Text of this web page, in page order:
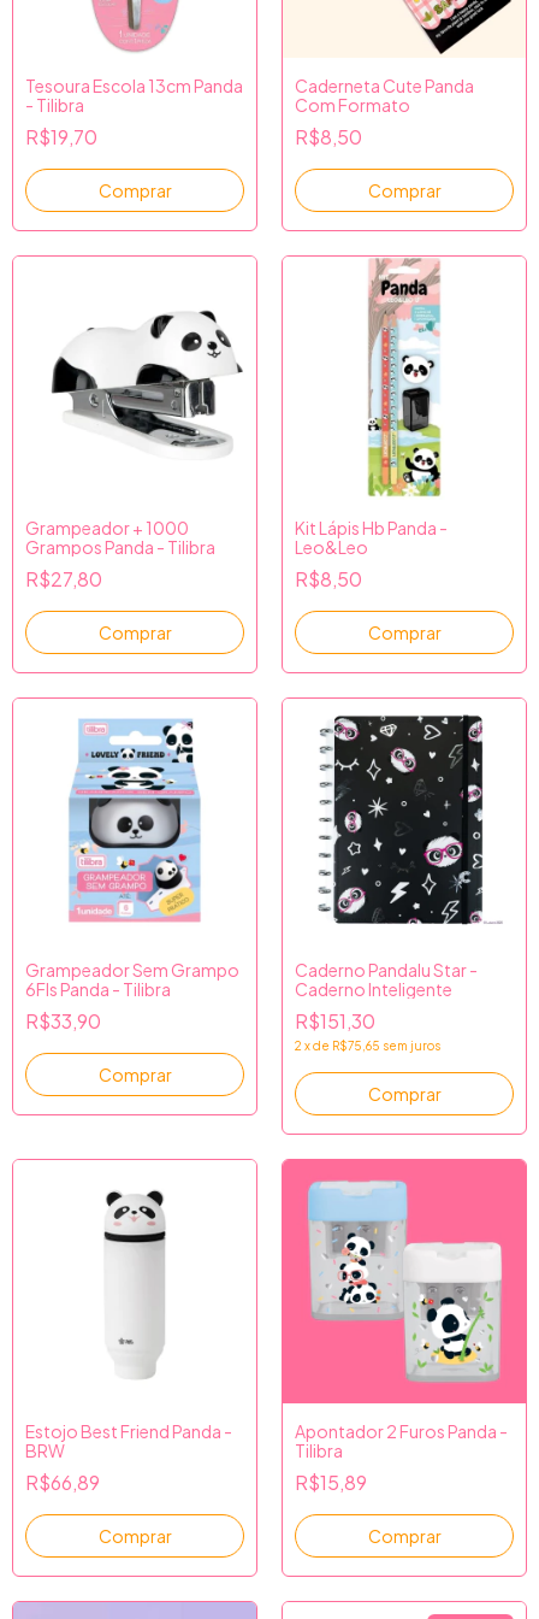
Tesoura Escola 13cm Panda
- Tilibra
R$19,70
Caderneta Cute Panda
Com Formato
R$8,50
Comprar
Grampeador + 1000
Grampos Panda - Tilibra
R$27,80
Kit Lápis Hb Panda -
Leo&Leo
R$8,50
Grampeador Sem Grampo
6Fls Panda - Tilibra
R$33,90
Caderno Pandalu Star -
Caderno Inteligente
R$151,30
2 xde R$75,65 sem juros
Comprar
Estojo Best Friend Panda -
BRW
R$66,89
Apontador 2 Furos Panda -
Tilibra
R$15,89
Comprar